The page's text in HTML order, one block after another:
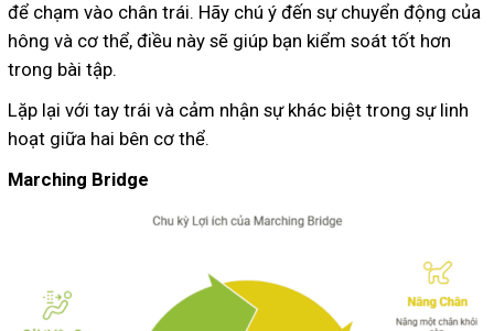
để chạm vào chân trái. Hãy chú ý đến sự chuyển động của
hông và cơ thể, điều này sẽ giúp bạn kiểm soát tốt hơn
trong bài tập.
Lặp lại với tay trái và cảm nhận sự khác biệt trong sự linh
hoạt giữa hai bên cơ thể.
Marching Bridge